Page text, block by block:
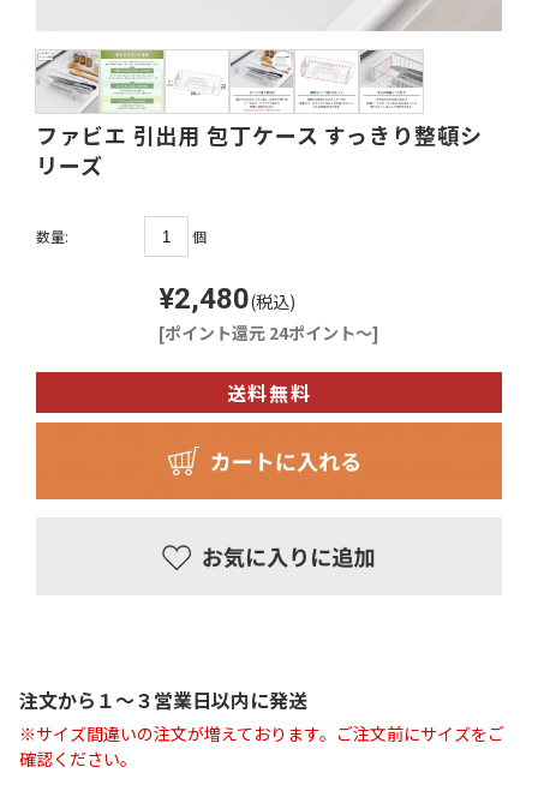
ファビエ 引出用 包丁ケース すっきり整頓シ
リーズ
¥2,480(税込)
[ポイント還元 24ポイント～]
数量: 個
注文から１〜３営業日以内に発送
※サイズ間違いの注文が増えております。ご注文前にサイズをご
確認ください。